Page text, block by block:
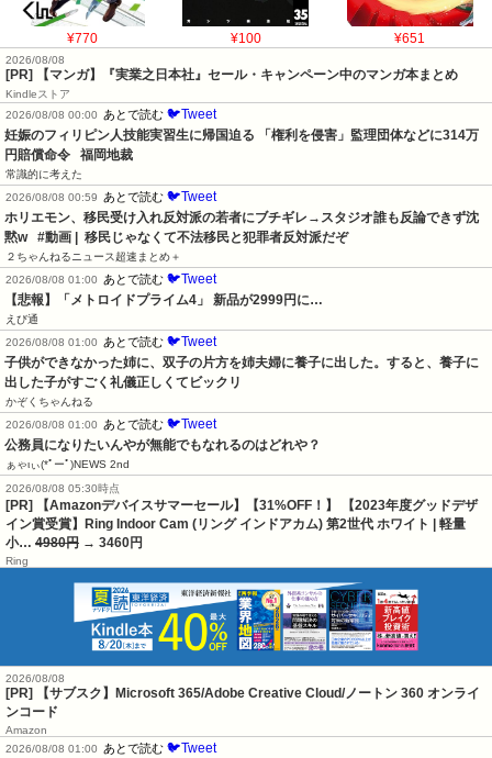
¥770 ¥100 ¥651
2026/08/08
[PR] 【マンガ】『実業之日本社』セール・キャンペーン中のマンガ本まとめ
Kindleストア
2026/08/08 00:00
あとで読む 🐦Tweet
妊娠のフィリピン人技能実習生に帰国迫る 「権利を侵害」監理団体などに314万
円賠償命令   福岡地裁
常識的に考えた
2026/08/08 00:59
あとで読む 🐦Tweet
ホリエモン、移民受け入れ反対派の若者にブチギレ→スタジオ誰も反論できず沈
黙w   #動画 |  移民じゃなくて不法移民と犯罪者反対派だぞ
２ちゃんねるニュース超速まとめ＋
2026/08/08 01:00
あとで読む 🐦Tweet
【悲報】「メトロイドプライム4」 新品が2999円に…
えび通
2026/08/08 01:00
あとで読む 🐦Tweet
子供ができなかった姉に、双子の片方を姉夫婦に養子に出した。すると、養子に
出した子がすごく礼儀正しくてビックリ
かぞくちゃんねる
2026/08/08 01:00
あとで読む 🐦Tweet
公務員になりたいんやが無能でもなれるのはどれや？
ぁゃιぃ(*ﾟーﾟ)NEWS 2nd
2026/08/08 05:30時点
[PR] 【Amazonデバイスサマーセール】【31%OFF！】 【2023年度グッドデザ
イン賞受賞】Ring Indoor Cam (リング インドアカム) 第2世代 ホワイト | 軽量
小… 4980円 → 3460円
Ring
2026/08/08
[PR] 【サブスク】Microsoft 365/Adobe Creative Cloud/ノートン 360 オンライ
ンコード
Amazon
2026/08/08 01:00
あとで読む 🐦Tweet